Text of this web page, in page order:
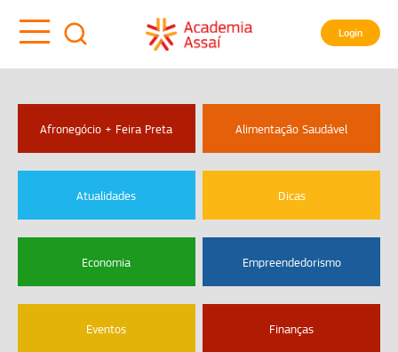
Login
Afronegócio + Feira Preta Alimentação Saudável
Atualidades Dicas
Economia Empreendedorismo
Eventos Finanças